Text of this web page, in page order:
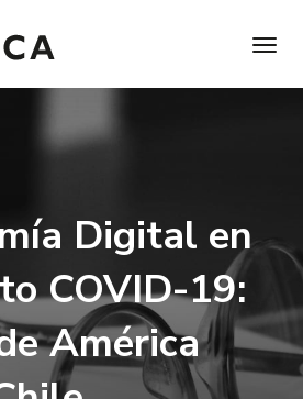
Digital en
COVID-19:
América